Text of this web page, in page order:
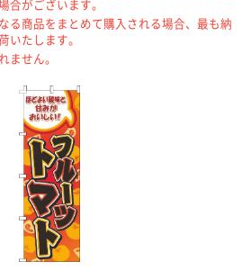
合がございます。
る商品をまとめて購入される場合、最も納
いたします。
せん。